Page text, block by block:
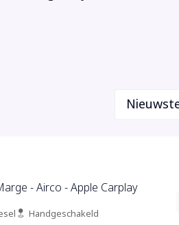
- Airco - Apple Carplay
Handgeschakeld